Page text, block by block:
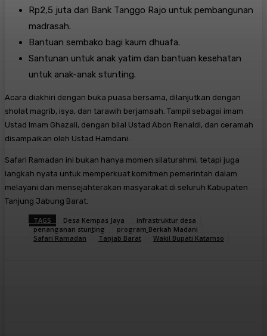
Rp2,5 juta dari Bank Tanggo Rajo untuk pembangunan
madrasah.
Bantuan sembako bagi kaum dhuafa.
Santunan untuk anak yatim dan bantuan kesehatan
untuk anak-anak stunting.
Acara diakhiri dengan buka puasa bersama, dilanjutkan dengan
sholat magrib, isya, dan tarawih berjamaah. Tampil sebagai imam
Ustad Imam Ghazali, dengan bilal Ustad Abon Renaldi, dan ceramah
disampaikan oleh Ustad Hamdani.
Safari Ramadan ini bukan hanya momen silaturahmi, tetapi juga
langkah nyata untuk memperkuat komitmen pemerintah dalam
melayani dan mensejahterakan masyarakat di seluruh Kabupaten
Tanjung Jabung Barat.
TAGS Desa Kempas Jaya
infrastruktur desa
penanganan stunting
program Berkah Madani
Safari Ramadan
Tanjab Barat Wakil Bupati Katamso